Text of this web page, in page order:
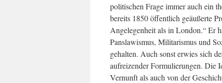
politischen Frage immer auch ein
bereits 1850 öffentlich geäußerte
Angelegenheit als in London.“ Er
Panslawismus, Militarismus und
gehalten. Auch sonst erwies sich
aufreizender Formulierungen. Die
Vernunft als auch von der